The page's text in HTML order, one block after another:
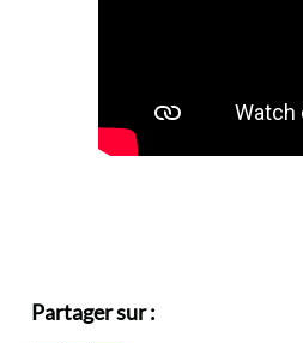
Partager sur :